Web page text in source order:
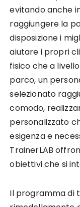
evitando anche
raggiungere la
disposizione i
aiutare i propri
fisico che a
parco, un
selezionato
comodo,
personalizzato
esigenza e
TrainerLAB
obiettivi che si
Il programma di